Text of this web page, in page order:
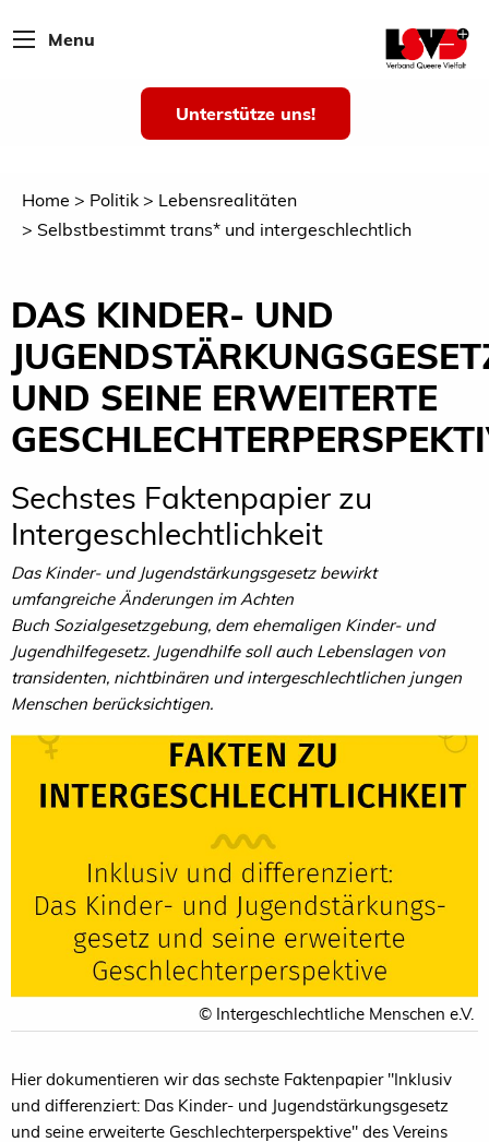
Menu
Unterstütze uns!
Home Politik
Lebensrealitäten
Selbstbestimmt trans* und intergeschlechtlich
DAS KINDER- UND
UND SEINE ERWEITERTE
Sechstes Faktenpapier zu
Intergeschlechtlichkeit
Das Kinder- und Jugendstärkungsgesetz bewirkt
umfangreiche Änderungen im Achten
Buch Sozialgesetzgebung, dem ehemaligen Kinder- und
Jugendhilfegesetz. Jugendhilfe soll auch Lebenslagen von
transidenten, nichtbinären und intergeschlechtlichen jungen
Menschen berücksichtigen.
© Intergeschlechtliche Menschen e.V.
Hier dokumentieren wir das sechste Faktenpapier "Inklusiv
und differenziert: Das Kinder- und Jugendstärkungsgesetz
und seine erweiterte Geschlechterperspektive" des Vereins